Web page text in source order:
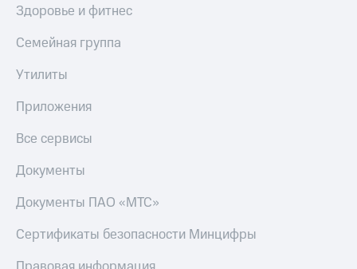
Здоровье и фитнес
Семейная группа
Утилиты
Приложения
Все сервисы
Документы
Документы ПАО «МТС»
Сертификаты безопасности Минцифры